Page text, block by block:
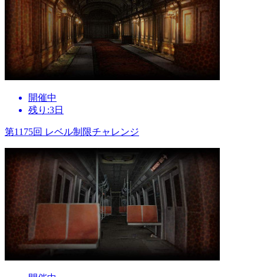
開催中
残り:3日
第1175回 レベル制限チャレンジ